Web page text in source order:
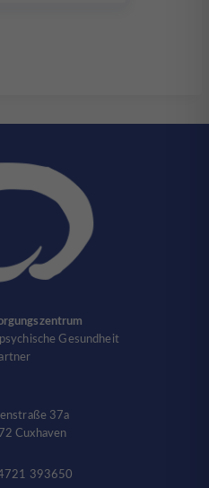
Gesundheit
37a
Cuxhaven
393650